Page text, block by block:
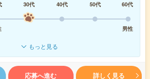
30代 40代 50代
60代
男性
もっと見る
応募へ進む 詳しく見る